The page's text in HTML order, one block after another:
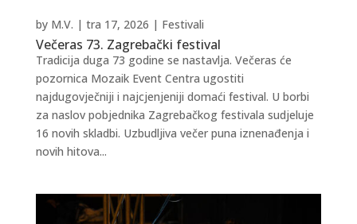
Večeras 73. Zagrebački festival
by M.V. | tra 17, 2026 | Festivali
Tradicija duga 73 godine se nastavlja. Večeras će
pozornica Mozaik Event Centra ugostiti
najdugovječniji i najcjenjeniji domaći festival. U borbi
za naslov pobjednika Zagrebačkog festivala sudjeluje
16 novih skladbi. Uzbudljiva večer puna iznenađenja i
novih hitova...